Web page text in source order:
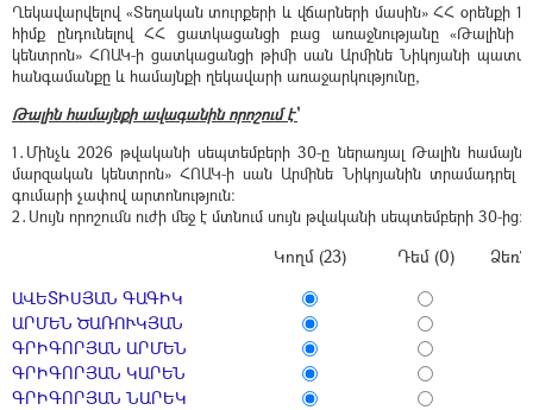
Ղեկավարվելով «Տեղական տուրքերի և վճարների մասին» ՀՀ օրենքի
հիմք ընդունելով ՀՀ ցատկացանցի բաց առաջնությանը «Թալինի
կենտրոն» ՀՈԱԿ-ի ցատկացանցի թիմի սան Արմինե Նիկոյանի
հանգամանքը և համայնքի ղեկավարի առաջարկությունը,
Թալին համայնքի ավագանին որոշում է՝
1․Մինչև 2026 թվականի սեպտեմբերի 30-ը ներառյալ Թալին
մարզական կենտրոն» ՀՈԱԿ-ի սան Արմինե Նիկոյանին տրամադրել
գումարի չափով արտոնություն։
2․Սույն որոշումն ուժի մեջ է մտնում սույն թվականի սեպտեմբերի 30-ից։
Կողմ (23) Դեմ (0)
ԱՎԵՏԻՍՅԱՆ ԳԱԳԻԿ
ԱՐՄԵՆ ԾԱՌՈՒԿՅԱՆ
ԳՐԻԳՈՐՅԱՆ ԱՐՄԵՆ
ԳՐԻԳՈՐՅԱՆ ԿԱՐԵՆ
ԳՐԻԳՈՐՅԱՆ ՆԱՐԵԿ